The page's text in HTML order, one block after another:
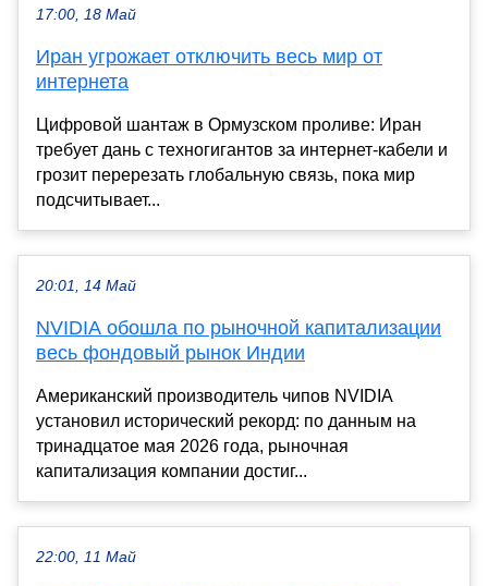
17:00, 18 Май
Иран угрожает отключить весь мир от
интернета
Цифровой шантаж в Ормузском проливе: Иран
требует дань с техногигантов за интернет-кабели и
грозит перерезать глобальную связь, пока мир
подсчитывает...
20:01, 14 Май
NVIDIA обошла по рыночной капитализации
весь фондовый рынок Индии
Американский производитель чипов NVIDIA
установил исторический рекорд: по данным на
тринадцатое мая 2026 года, рыночная
капитализация компании достиг...
22:00, 11 Май